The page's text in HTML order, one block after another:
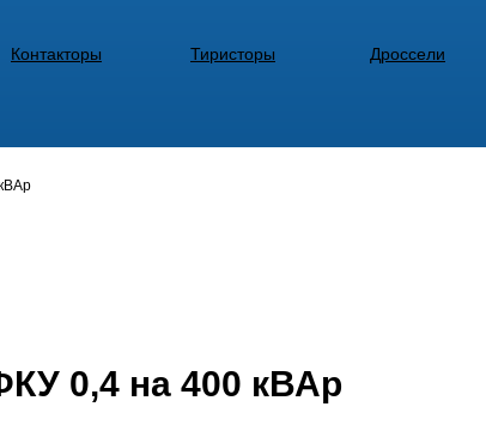
Контакторы Тиристоры Дроссели
0,4 на 400 кВАр